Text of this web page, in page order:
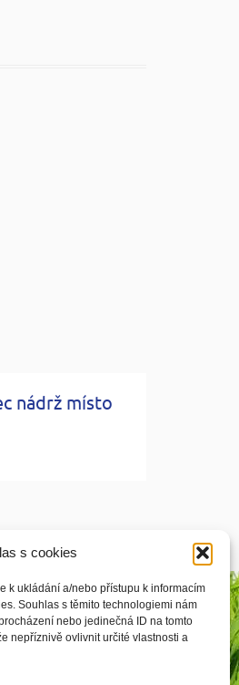
s cookies
k ukládání a/nebo přístupu k informacím
Souhlas s těmito technologiemi nám
nebo jedinečná ID na tomto
nepříznivě ovlivnit určité vlastnosti a
nádrž místo